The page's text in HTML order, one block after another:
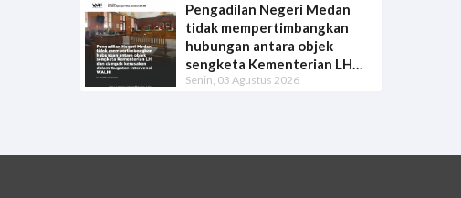
Pengadilan Negeri Medan
tidak mempertimbangkan
hubungan antara objek
sengketa Kementerian LH
dan dampak kerusakan dalam
Senin, 03 Agustus 2026